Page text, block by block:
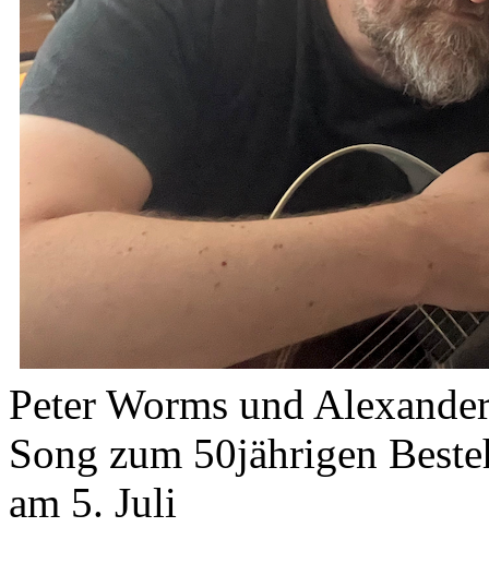
Peter Worms und
Song zum 50jährigen
am 5. Juli